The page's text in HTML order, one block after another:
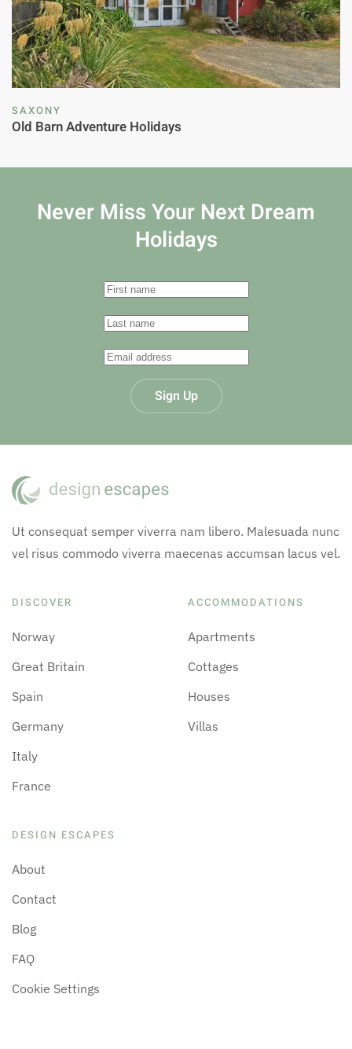
SAXONY
Old Barn Adventure Holidays
Never Miss Your Next Dream
Holidays
Sign Up
Ut consequat semper viverra nam libero. Malesuada nunc
vel risus commodo viverra maecenas accumsan lacus vel.
DISCOVER
Norway
Great Britain
Spain
Germany
Italy
France
ACCOMMODATIONS
Apartments
Cottages
Houses
Villas
DESIGN ESCAPES
About
Contact
Blog
FAQ
Cookie Settings